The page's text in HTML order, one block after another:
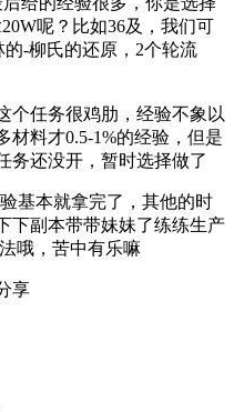
呢？比如36及，我们可
-柳氏的还原，2个轮流
个任务很鸡肋，经验不象以
材料才0.5-1%的经验，但是
务还没开，暂时选择做了
基本就拿完了，其他的时
下副本带带妹妹了练练生产
哦，苦中有乐嘛
享